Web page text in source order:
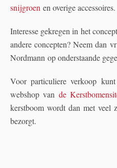
snijgroen en overige accessoires.
Interesse gekregen in het concept
andere concepten? Neem dan
Nordmann op onderstaande
Voor particuliere verkoop
webshop van de
kerstboom wordt dan met veel
bezorgt.